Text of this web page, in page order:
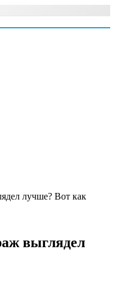
потрібно
лучше? Вот как
выглядел